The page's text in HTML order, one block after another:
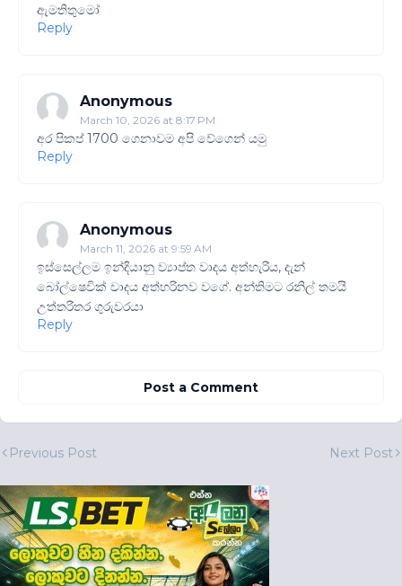
ඇමතිතුමෝ
Reply
Anonymous
March 10, 2026 at 8:17 PM
අර පිකප් 1700 ගෙනාවම අපි වේගෙන් යමු
Reply
Anonymous
March 11, 2026 at 9:59 AM
ඉස්සෙල්ලම ඉන්දියානු ව්‍යාප්ත වාදය අත්හැරිය, දැන්
බෝල්ෂෙවික් වාදය අත්හරිනව වගේ. අන්තිමට රනිල් තමයි
උත්තරීතර ගුරුවරයා
Reply
Post a Comment
Previous Post Next Post